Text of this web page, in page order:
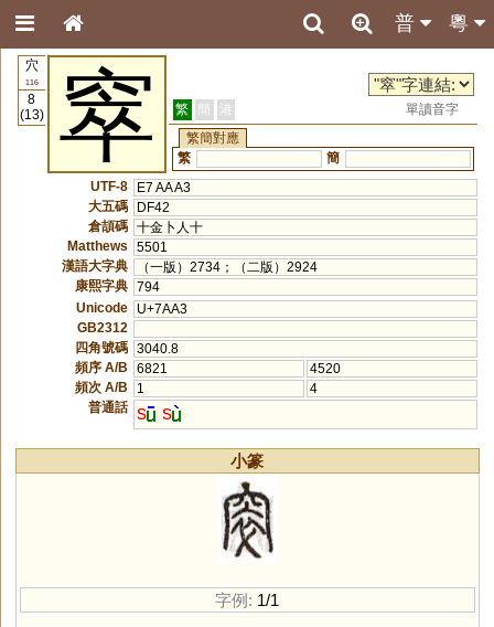
粵
普
穴
116
8
(13)
窣 繁 簡 港
單讀音字
繁簡對應
繁
簡
UTF-8
E7 AA A3
大五碼
DF42
倉頡碼 十金卜人十
Matthews
5501
漢語大字典
（一版）2734；（二版）2924
康熙字典 794
Unicode
U+7AA3
GB2312
四角號碼 3040.8
頻序 A/B
6821
4520
頻次 A/B
1
4
普通話 s s
小篆
字例: 1/1